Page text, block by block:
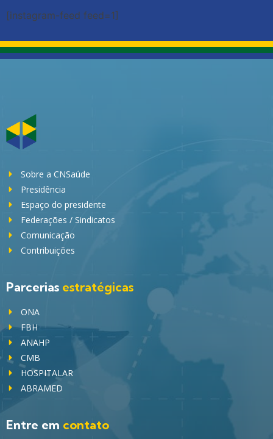
[instagram-feed feed=1]
Sobre a CNSaúde
Presidência
Espaço do presidente
Federações / Sindicatos
Comunicação
Contribuições
Parcerias estratégicas
ONA
FBH
ANAHP
CMB
HOSPITALAR
ABRAMED
Entre em contato